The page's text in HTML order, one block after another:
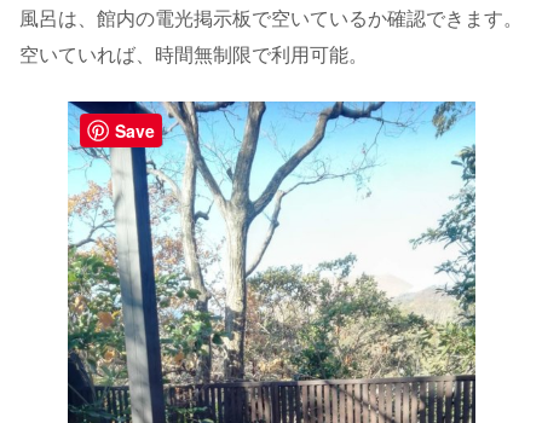
風呂は、館内の電光掲示板で空いているか確認できます。
空いていれば、時間無制限で利用可能。
Save